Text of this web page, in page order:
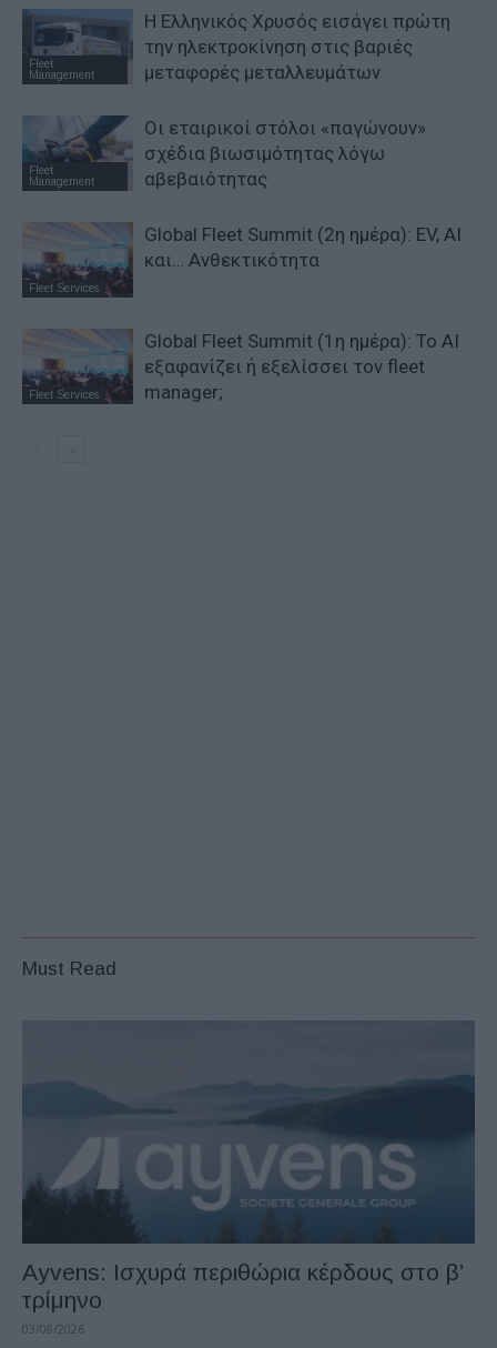
Fleet
Management
Η Ελληνικός Χρυσός εισάγει πρώτη
την ηλεκτροκίνηση στις βαριές
μεταφορές μεταλλευμάτων
Fleet
Management
Οι εταιρικοί στόλοι «παγώνουν»
σχέδια βιωσιμότητας λόγω
αβεβαιότητας
Fleet Services
Global Fleet Summit (2η ημέρα): EV, AI
και… Ανθεκτικότητα
Fleet Services
Global Fleet Summit (1η ημέρα): Το ΑΙ
εξαφανίζει ή εξελίσσει τον fleet
manager;
Must Read
Ayvens: Iσχυρά περιθώρια κέρδους στο β’
τρίμηνο
03/08/2026